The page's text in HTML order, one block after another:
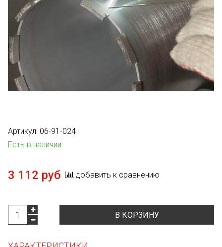
Артикул: 06-91-024
Есть в наличии
3 112 руб добавить к сравнению
В КОРЗИНУ